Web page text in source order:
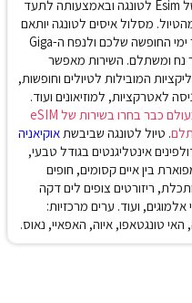
בחבילת גלישה של Esim לטונגה ובאמצעותה לתעד
מסלול איסים לטונגה יותאם
ספציפית למספר ימי החופשה שלכם ולנפח ה-Giga
נח ומשתלם. השירות מאפשר
המובילות לטיולים וחופשות,
לאטרקציות, למוזיאונים ועוד.
מיליוני מטיילים בעולם כבר בחרו בשירות של eSIM
. טיול לטונגה שביבשתאוקיאניה
אינטליגנטים בגודל טבעי,
בין איים קסומים, חופים
ריזורטים צופים לים דקה
ועוד. ערים מרכזיות:
האי טונגטאפו, איוה, האפאיי, נאוס.